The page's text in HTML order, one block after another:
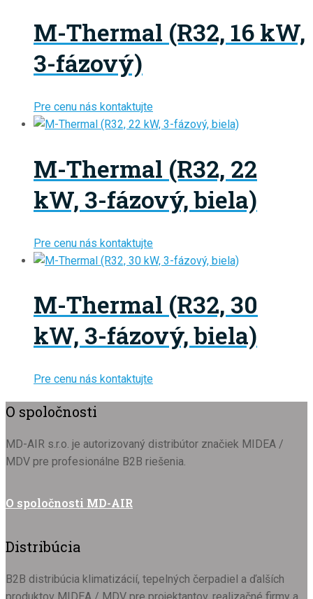
M-Thermal (R32, 16 kW,
3-fázový)
Pre cenu nás kontaktujte
M-Thermal (R32, 22
kW, 3-fázový, biela)
Pre cenu nás kontaktujte
M-Thermal (R32, 30
kW, 3-fázový, biela)
Pre cenu nás kontaktujte
O spoločnosti
MD-AIR s.r.o. je autorizovaný distribútor značiek MIDEA /
MDV pre profesionálne B2B riešenia.
O spoločnosti MD-AIR
Distribúcia
B2B distribúcia klimatizácií, tepelných čerpadiel a ďalších